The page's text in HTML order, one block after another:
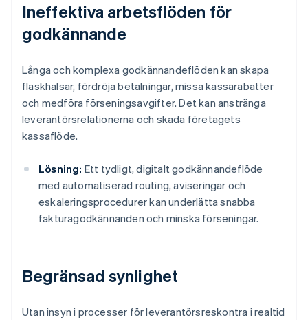
Ineffektiva arbetsflöden för
godkännande
Långa och komplexa godkännandeflöden kan skapa
flaskhalsar, fördröja betalningar, missa kassarabatter
och medföra förseningsavgifter. Det kan anstränga
leverantörsrelationerna och skada företagets
kassaflöde.
Lösning: Ett tydligt, digitalt godkännandeflöde
med automatiserad routing, aviseringar och
eskaleringsprocedurer kan underlätta snabba
fakturagodkännanden och minska förseningar.
Begränsad synlighet
Utan insyn i processer för leverantörsreskontra i realtid